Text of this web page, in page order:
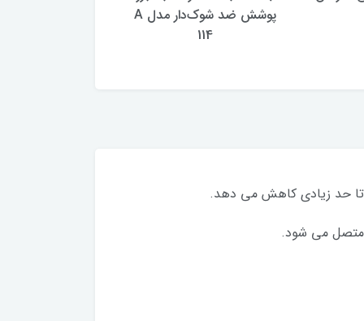
پوشش ضد شوک‌دار مدل A
114
تا حد زیادی کاهش می دهد.
متصل می شود.